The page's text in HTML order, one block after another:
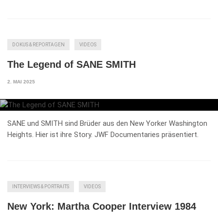
DOKUS & REPORTAGEN VIDEOS
The Legend of SANE SMITH
2. MAI 2025
SANE und SMITH sind Brüder aus den New Yorker Washington
Heights. Hier ist ihre Story. JWF Documentaries präsentiert.
INTERVIEWS & PORTRAITS VIDEOS
New York: Martha Cooper Interview 1984